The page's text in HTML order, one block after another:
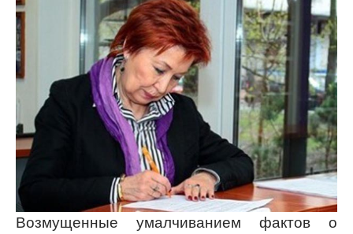
Возмущенные умалчиванием фактов о